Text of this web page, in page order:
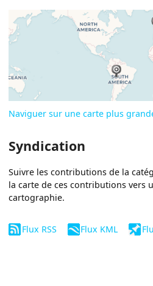
Naviguer sur une carte plus
Syndication
Suivre les contributions de la
la carte de ces contributions vers
cartographie.
Flux RSS Flux KML